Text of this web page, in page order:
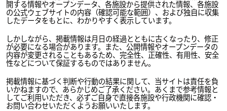
開する情報やオープンデータ、各施設から提供された情報、各施設
の公式ウェブサイトの内容（確認可能な範囲）、および独自に収集
したデータをもとに、わかりやすく表示しています。
しかしながら、掲載情報は月日の経過とともに古くなったり、修正
が必要になる場合があります。また、公開情報やオープンデータの
内容が変更されることもあるため、完全性、正確性、有用性、安全
性などについて保証するものではありません。
掲載情報に基づく判断や行動の結果に関して、当サイトは責任を負
いかねますので、あらかじめご了承ください。あくまで参考情報と
してご利用いただき、必ずご自身で直接各施設や行政機関に確認・
お問い合わせいただくようお願いいたします。